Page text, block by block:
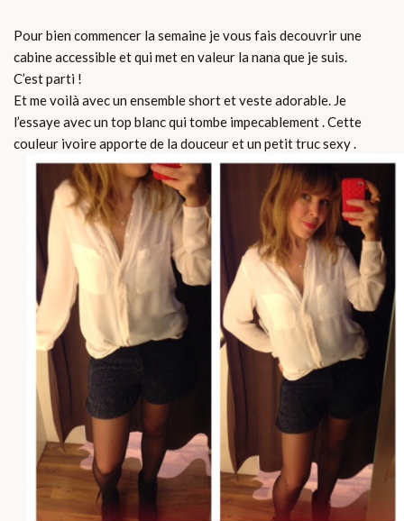
Pour bien commencer la semaine je vous fais decouvrir une
cabine accessible et qui met en valeur la nana que je suis.
C’est parti !
Et me voilà avec un ensemble short et veste adorable. Je
l’essaye avec un top blanc qui tombe impecablement . Cette
couleur ivoire apporte de la douceur et un petit truc sexy .